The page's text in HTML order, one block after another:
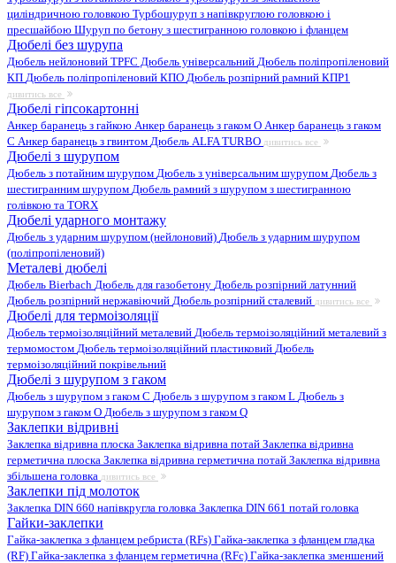
циліндричною головкою Турбошуруп з напівкруглою головкою і
пресшайбою Шуруп по бетону з шестигранною головкою і фланцем
Дюбелі без шурупа
Дюбель нейлоновий TPFC Дюбель універсальний Дюбель поліпропіленовий
КП Дюбель поліпропіленовий КПО Дюбель розпірний рамний КПР1
дивитись все
Дюбелі гіпсокартонні
Анкер баранець з гайкою Анкер баранець з гаком O Анкер баранець з гаком
С Анкер баранець з гвинтом Дюбель ALFA TURBO дивитись все
Дюбелі з шурупом
Дюбель з потайним шурупом Дюбель з універсальним шурупом Дюбель з
шестигранним шурупом Дюбель рамний з шурупом з шестигранною
голівкою та TORX
Дюбелі ударного монтажу
Дюбель з ударним шурупом (нейлоновий) Дюбель з ударним шурупом
(поліпропіленовий)
Металеві дюбелі
Дюбель Bierbach Дюбель для газобетону Дюбель розпірний латунний
Дюбель розпірний нержавіючий Дюбель розпірний сталевий дивитись все
Дюбелі для термоізоляції
Дюбель термоізоляційний металевий Дюбель термоізоляційний металевий з
термомостом Дюбель термоізоляційний пластиковий Дюбель
термоізоляційний покрівельний
Дюбелі з шурупом з гаком
Дюбель з шурупом з гаком C Дюбель з шурупом з гаком L Дюбель з
шурупом з гаком O Дюбель з шурупом з гаком Q
Заклепки відривні
Заклепка відривна плоска Заклепка відривна потай Заклепка відривна
герметична плоска Заклепка відривна герметична потай Заклепка відривна
збільшена головка дивитись все
Заклепки під молоток
Заклепка DIN 660 напівкругла головка Заклепка DIN 661 потай головка
Гайки-заклепки
Гайка-заклепка з фланцем ребриста (RFs) Гайка-заклепка з фланцем гладка
(RF) Гайка-заклепка з фланцем герметична (RFc) Гайка-заклепка зменшений